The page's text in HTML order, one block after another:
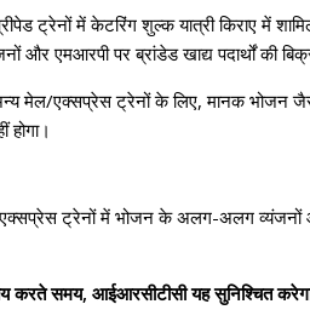
ट्रेनों में केटरिंग शुल्क यात्री किराए में
और एमआरपी पर ब्रांडेड खाद्य पदार्थों की
मेल/एक्सप्रेस ट्रेनों के लिए, मानक भोजन जैसे
होगा।
ट्रेनों में भोजन के अलग-अलग व्यंजनों और
करते समय, आईआरसीटीसी यह सुनिश्चित